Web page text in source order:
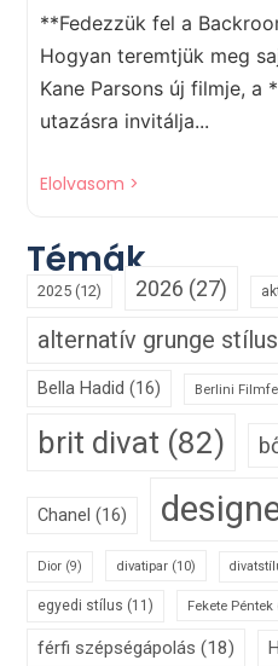
**Fedezzük fel a
Hogyan teremtjük meg
Kane Parsons új filmje, a
utazásra invitálja...
Elolvasom >
Témák
2025 (12) 2026 (27)
alternatív grunge stílus
Bella Hadid (16) Berlini
brit divat (82)
Chanel (16)
Dior (9) divatipar (10)
egyedi stílus (11) Fekete Péntek
férfi szépségápolás (18)